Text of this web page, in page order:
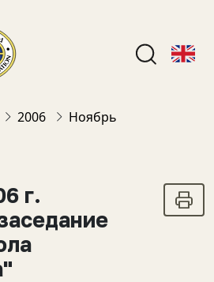
2006 Ноябрь
г.